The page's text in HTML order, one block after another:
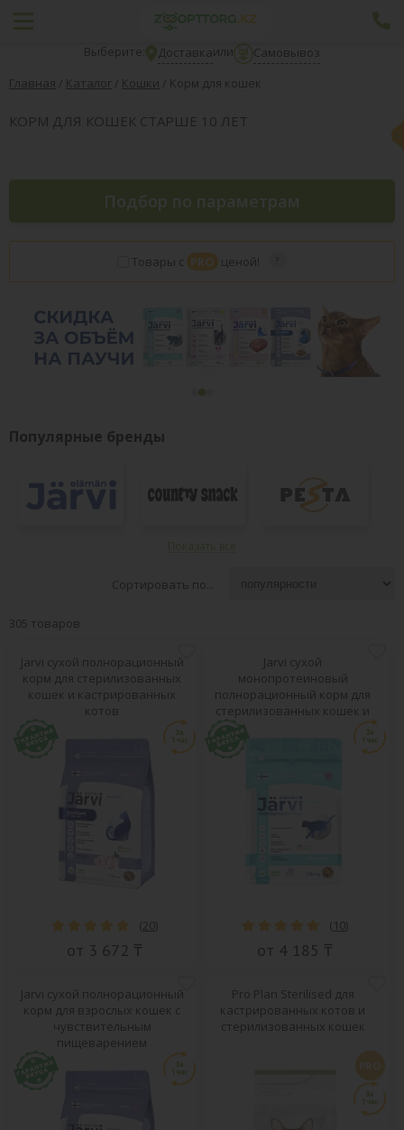
Выберите: Доставкаили
Самовывоз
Главная / Каталог / Кошки / Корм для кошек
КОРМ ДЛЯ КОШЕК СТАРШЕ 10 ЛЕТ
Подбор по параметрам
Товары с PRO ценой!
Популярные бренды
ВСЕ БРЕНДЫ
Сортировать по...
305 товаров
Jarvi сухой полнорационный
корм для стерилизованных
кошек и кастрированных
котов
(20)
от 3 672 ₸
Jarvi сухой
монопротеиновый
полнорационный корм для
стерилизованных кошек и
кастрированных котов
( 10)
от 4 185 ₸
Jarvi сухой полнорационный
корм для взрослых кошек с
чувствительным
пищеварением
Pro Plan Sterilised для
кастрированных котов и
стерилизованных кошек